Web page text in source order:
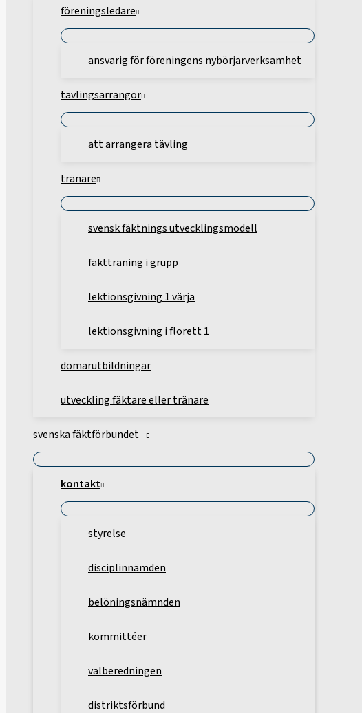
föreningsledare
ansvarig för föreningens nybörjarverksamhet
tävlingsarrangör
att arrangera tävling
tränare
svensk fäktnings utvecklingsmodell
fäktträning i grupp
lektionsgivning 1 värja
lektionsgivning i florett 1
domarutbildningar
utveckling fäktare eller tränare
svenska fäktförbundet
kontakt
styrelse
disciplinnämden
belöningsnämnden
kommittéer
valberedningen
distriktsförbund